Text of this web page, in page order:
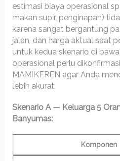
estimasi biaya operasional
makan supir, penginapan)
karena sangat bergantung
jalan, dan harga aktual saat
untuk kedua skenario di
operasional perlu
MAMIKEREN agar Anda
lebih akurat.
Skenario A — Keluarga 5
Banyumas:
Komponen